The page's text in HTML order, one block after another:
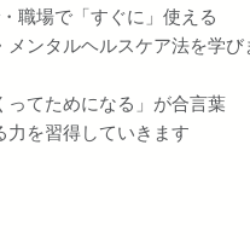
職場で「すぐに」使える
ンタルヘルスケア法を学び
てためになる」が合言葉
を習得していきます